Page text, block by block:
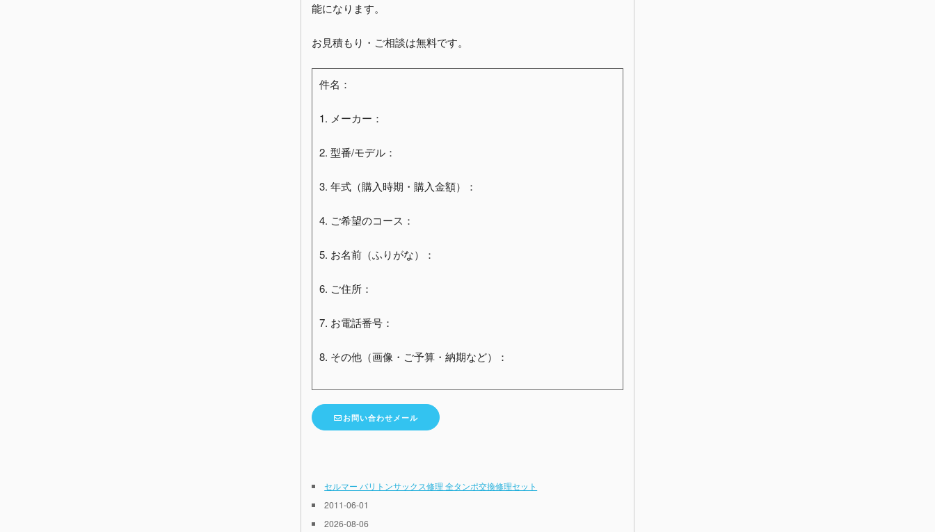
能になります。
お見積もり・ご相談は無料です。
件名：
1. メーカー：
2. 型番/モデル：
3. 年式（購入時期・購入金額）：
4. ご希望のコース：
5. お名前（ふりがな）：
6. ご住所：
7. お電話番号：
8. その他（画像・ご予算・納期など）：
お問い合わせメール
セルマー バリトンサックス修理 全タンポ交換修理セット
2011-06-01
2026-08-06